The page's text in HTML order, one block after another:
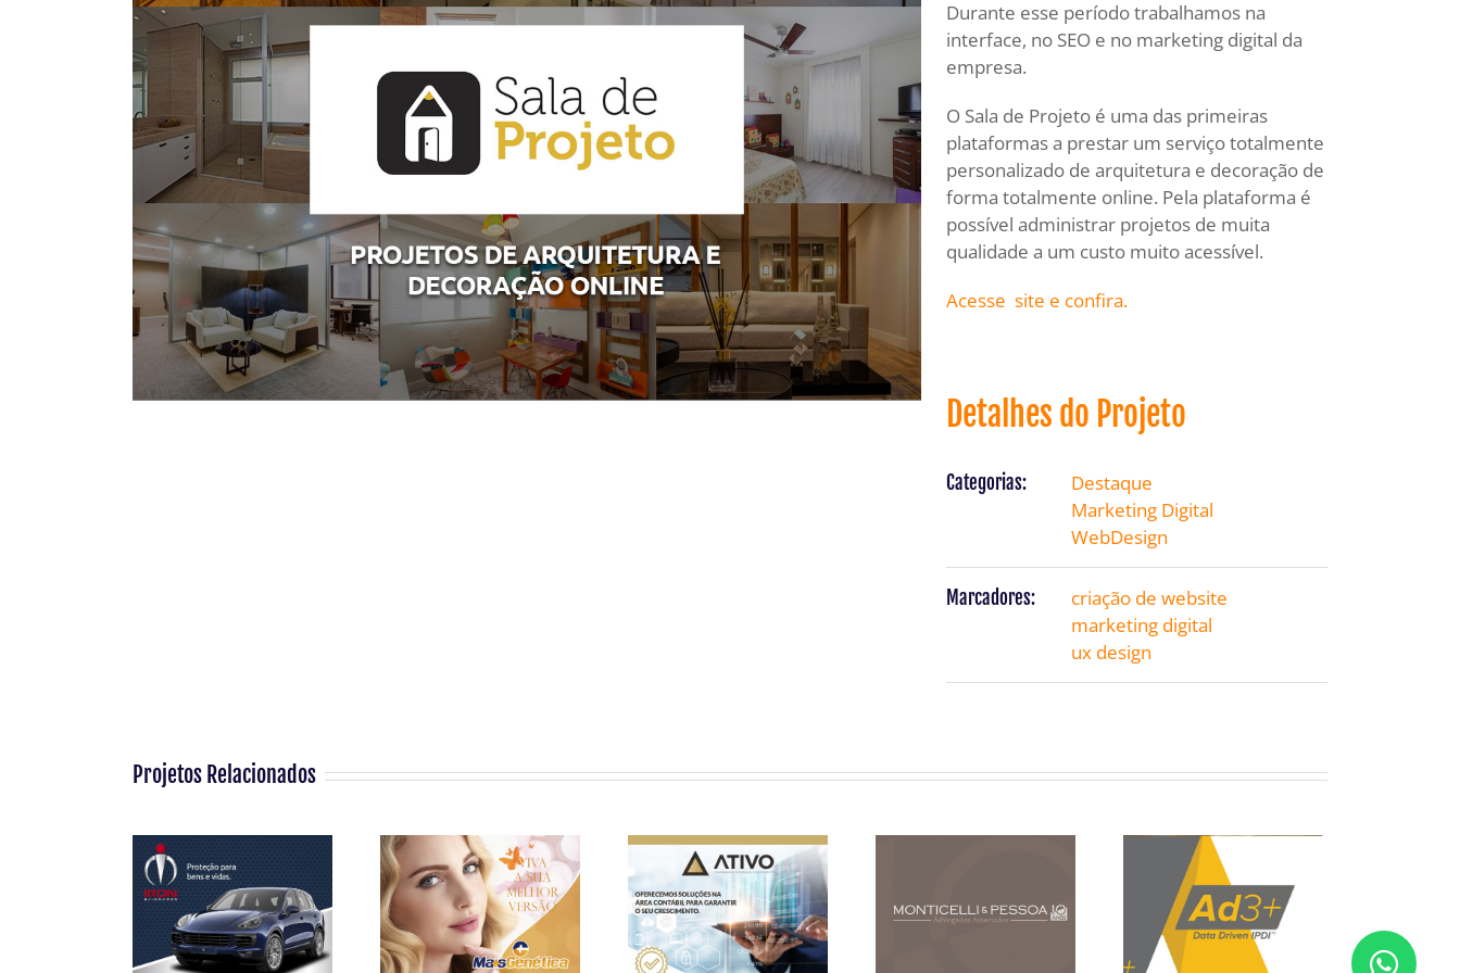
Durante esse período trabalhamos na
interface, no SEO e no marketing digital da
empresa.
O Sala de Projeto é uma das primeiras
plataformas a prestar um serviço totalmente
personalizado de arquitetura e decoração de
forma totalmente online. Pela plataforma é
possível administrar projetos de muita
qualidade a um custo muito acessível.
Acesse site e confira.
Detalhes do Projeto
Categorias:
Destaque
Marketing Digital
WebDesign
Marcadores:
criação de website
marketing digital
ux design
Projetos Relacionados
| UX Design |
SEO |
Comunicação
Comercial
Advogados –
com
amigável